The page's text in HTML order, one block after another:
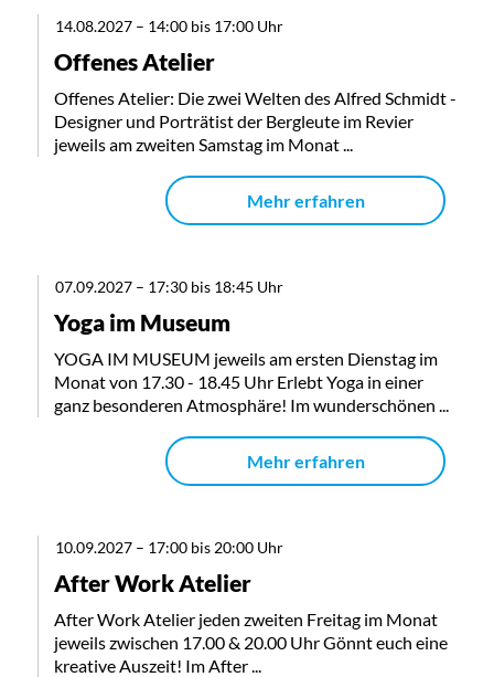
14.08.2027 – 14:00 bis 17:00 Uhr
Offenes Atelier
Offenes Atelier: Die zwei Welten des Alfred Schmidt -
Designer und Porträtist der Bergleute im Revier
jeweils am zweiten Samstag im Monat ...
Mehr erfahren
07.09.2027 – 17:30 bis 18:45 Uhr
Yoga im Museum
YOGA IM MUSEUM jeweils am ersten Dienstag im
Monat von 17.30 - 18.45 Uhr Erlebt Yoga in einer
ganz besonderen Atmosphäre! Im wunderschönen ...
Mehr erfahren
10.09.2027 – 17:00 bis 20:00 Uhr
After Work Atelier
After Work Atelier jeden zweiten Freitag im Monat
jeweils zwischen 17.00 & 20.00 Uhr Gönnt euch eine
kreative Auszeit! Im After ...